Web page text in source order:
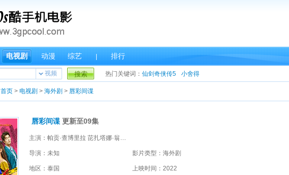
电视剧 动漫 综艺 | 排行
视频 搜索 热门关键词： 仙剑奇侠传5 小舍得
首页 > 电视剧 > 海外剧 > 唇彩间谍
唇彩间谍 更新至09集
主演：帕贡·查博里拉 芘扎塔娜·翁沙纳塔纳辛 娜帕拉·吉拉威宋誊功 英迪帕·塔尼 坎娜楠·翁卡琼莱 卡文·英玛诺泰
导演：未知 影片类型：海外剧
地区：泰国 上映时间：2022